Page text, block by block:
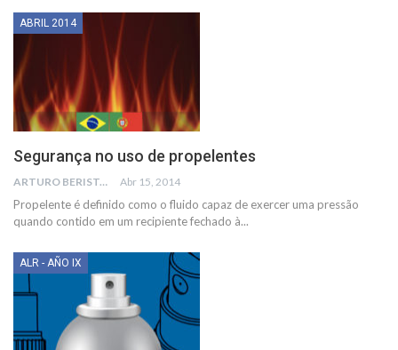
ABRIL 2014
Segurança no uso de propelentes
ARTURO BERISTAIN BEJARANO Abr 15, 2014
Propelente é definido como o fluido capaz de exercer uma pressão
quando contido em um recipiente fechado à...
ALR - AÑO IX